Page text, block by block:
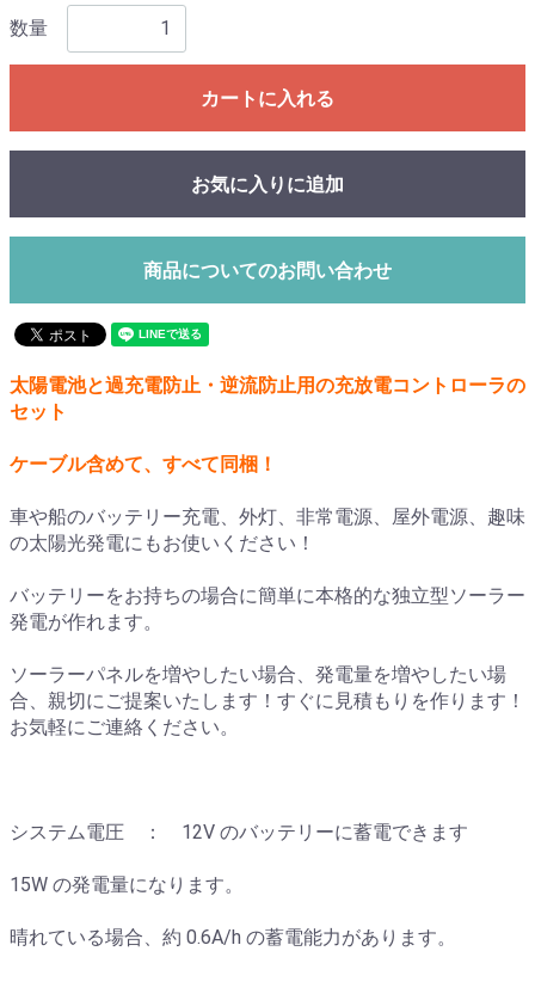
数量
カートに入れる
お気に入りに追加
商品についてのお問い合わせ
太陽電池と過充電防止・逆流防止用の充放電コントローラの
セット
ケーブル含めて、すべて同梱！
車や船のバッテリー充電、外灯、非常電源、屋外電源、趣味
の太陽光発電にもお使いください！
バッテリーをお持ちの場合に簡単に本格的な独立型ソーラー
発電が作れます。
ソーラーパネルを増やしたい場合、発電量を増やしたい場
合、親切にご提案いたします！すぐに見積もりを作ります！
お気軽にご連絡ください。
システム電圧 ： 12V のバッテリーに蓄電できます
15W の発電量になります。
晴れている場合、約 0.6A/h の蓄電能力があります。